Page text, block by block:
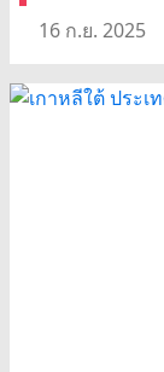
16 ก.ย. 2025